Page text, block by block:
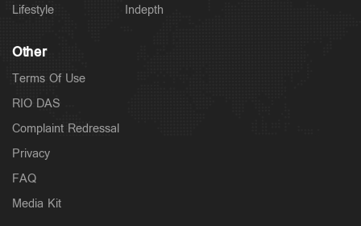
Lifestyle
Indepth
Other
Terms Of Use
RIO DAS
Complaint Redressal
Privacy
FAQ
Media Kit